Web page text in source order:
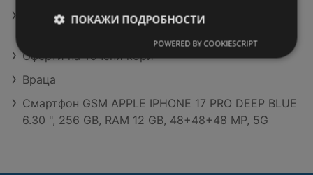
L'Oreal Elseve Шампоан или Крем за коса
Оферти на Точени кори
Враца
Смартфон GSM APPLE IPHONE 17 PRO DEEP BLUE
6.30 ", 256 GB, RAM 12 GB, 48+48+48 MP, 5G
ПОКАЖИ ПОДРОБНОСТИ
POWERED BY COOKIESCRIPT